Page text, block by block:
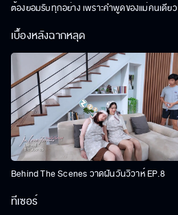
ต้องยอมรับทุกอย่าง เพราะคำพูดของแม่คนเดียว
เบื้องหลังฉากหลุด
Behind The Scenes วาดฝันวันวิวาห์ EP.8
ทีเซอร์